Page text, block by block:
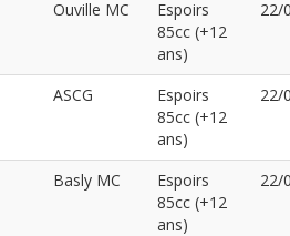
Ouville MC
Espoirs
85cc (+12
ans)
22/
ASCG
Espoirs
85cc (+12
ans)
22/
Basly MC
Espoirs
85cc (+12
ans)
22/